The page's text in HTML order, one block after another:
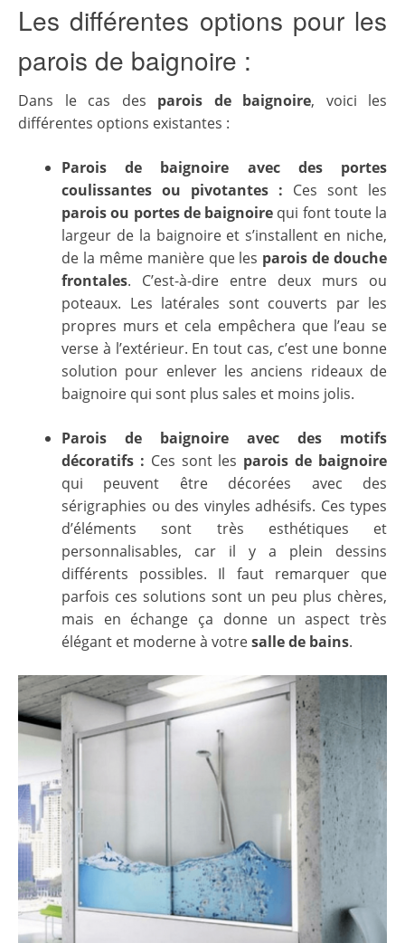
Les différentes options pour les
parois de baignoire :
Dans le cas des parois de baignoire, voici les
différentes options existantes :
Parois de baignoire avec des portes
coulissantes ou pivotantes : Ces sont les
parois ou portes de baignoire qui font toute la
largeur de la baignoire et s’installent en niche,
de la même manière que les parois de douche
frontales. C’est-à-dire entre deux murs ou
poteaux. Les latérales sont couverts par les
propres murs et cela empêchera que l’eau se
verse à l’extérieur. En tout cas, c’est une bonne
solution pour enlever les anciens rideaux de
baignoire qui sont plus sales et moins jolis.
Parois de baignoire avec des motifs
décoratifs : Ces sont les parois de baignoire
qui peuvent être décorées avec des
sérigraphies ou des vinyles adhésifs. Ces types
d’éléments sont très esthétiques et
personnalisables, car il y a plein dessins
différents possibles. Il faut remarquer que
parfois ces solutions sont un peu plus chères,
mais en échange ça donne un aspect très
élégant et moderne à votresalle de bains.